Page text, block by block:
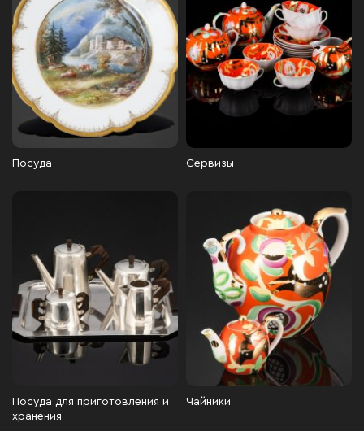
Посуда Сервизы
Посуда для приготовления и
хранения
Чайники